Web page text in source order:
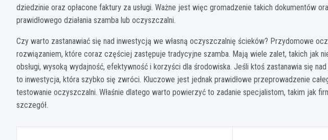
dziedzinie oraz opłacone faktury za usługi. Ważne jest więc gromadzenie takich dokumentów
prawidłowego działania szamba lub oczyszczalni.
Czy warto zastanawiać się nad inwestycją we własną oczyszczalnię ścieków? Przydomowe
rozwiązaniem, które coraz częściej zastępuje tradycyjne szamba. Mają wiele zalet, takich jak
obsługi, wysoką wydajność, efektywność i korzyści dla środowiska. Jeśli ktoś zastanawia się
to inwestycja, która szybko się zwróci. Kluczowe jest jednak prawidłowe przeprowadzenie
testowanie oczyszczalni. Właśnie dlatego warto powierzyć to zadanie specjalistom, takim jak
szczegół.